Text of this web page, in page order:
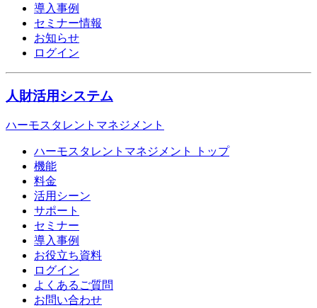
導入事例
セミナー情報
お知らせ
ログイン
人財活用システム
ハーモスタレントマネジメント
ハーモスタレントマネジメント トップ
機能
料金
活用シーン
サポート
セミナー
導入事例
お役立ち資料
ログイン
よくあるご質問
お問い合わせ